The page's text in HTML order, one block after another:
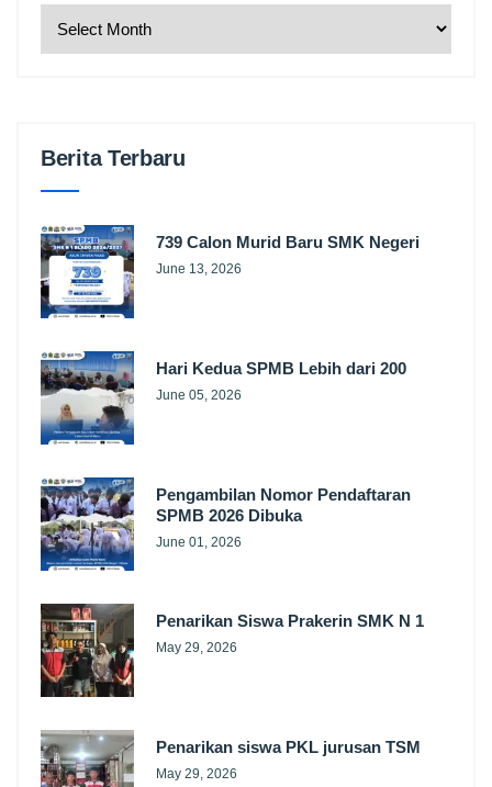
Berita Terbaru
739 Calon Murid Baru SMK Negeri
June 13, 2026
Hari Kedua SPMB Lebih dari 200
June 05, 2026
Pengambilan Nomor Pendaftaran
SPMB 2026 Dibuka
June 01, 2026
Penarikan Siswa Prakerin SMK N 1
May 29, 2026
Penarikan siswa PKL jurusan TSM
May 29, 2026